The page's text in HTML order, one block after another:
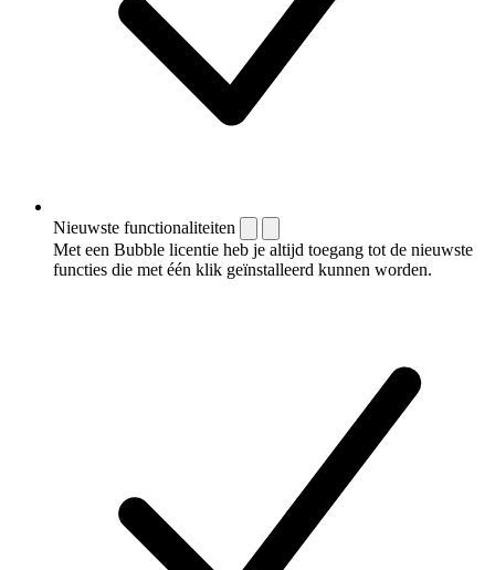
Nieuwste functionaliteiten
Met een Bubble licentie heb je altijd toegang tot de nieuwste
functies die met één klik geïnstalleerd kunnen worden.